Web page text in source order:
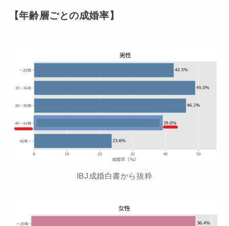
【年齢層ごとの成婚率】
IBJ成婚白書から抜粋